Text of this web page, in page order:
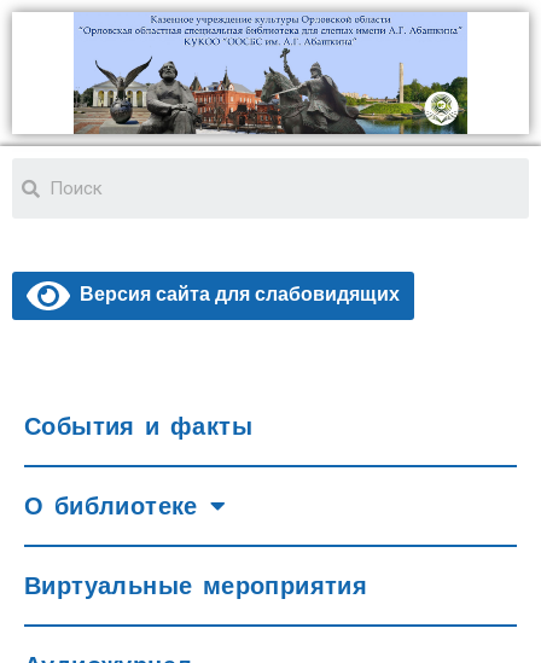
Версия сайта для слабовидящих
События и факты
О библиотеке
Виртуальные мероприятия